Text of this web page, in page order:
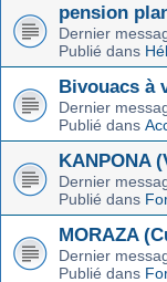
pension
Dernier
Publié dans
Bivouacs à
Dernier
Publié dans
KANPONA
Dernier
Publié dans
MORAZA
Dernier
Publié dans